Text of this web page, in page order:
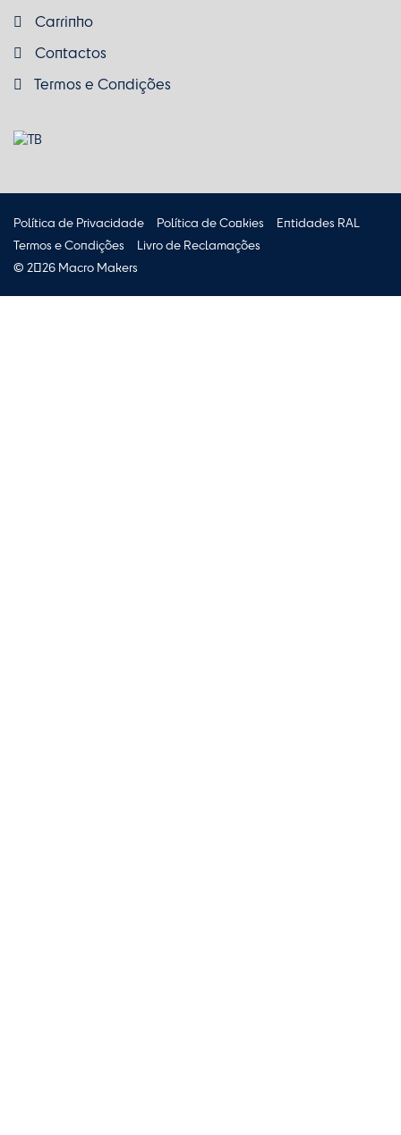
Carrinho
Contactos
Termos e Condições
Política de Privacidade Política de Cookies
Entidades RAL
Termos e Condições
Livro de Reclamações
© 2026 Macro Makers